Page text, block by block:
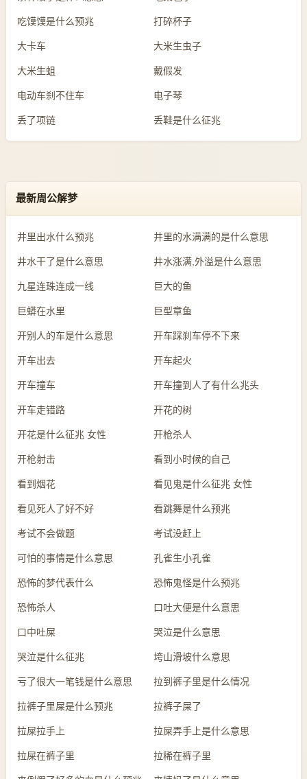
吃馍馍是什么预兆 打碎杯子
大卡车 大米生虫子
大米生蛆 戴假发
电动车刹不住车 电子琴
丢了项链 丢鞋是什么征兆
最新周公解梦
井里出水什么预兆 井里的水满满的是什么意思
井水干了是什么意思 井水涨满,外溢是什么意思
九星连珠连成一线 巨大的鱼
巨蟒在水里 巨型章鱼
开别人的车是什么意思 开车踩刹车停不下来
开车出去 开车起火
开车撞车 开车撞到人了有什么兆头
开车走错路 开花的树
开花是什么征兆 女性 开枪杀人
开枪射击 看到小时候的自己
看到烟花 看见鬼是什么征兆 女性
看见死人了好不好 看跳舞是什么预兆
考试不会做题 考试没赶上
可怕的事情是什么意思 孔雀生小孔雀
恐怖的梦代表什么 恐怖鬼怪是什么预兆
恐怖杀人 口吐大便是什么意思
口中吐屎 哭泣是什么意思
哭泣是什么征兆 垮山滑坡什么意思
亏了很大一笔钱是什么意思 拉到裤子里是什么情况
拉裤子里屎是什么预兆 拉裤子屎了
拉屎拉手上 拉屎弄手上是什么意思
拉屎在裤子里 拉稀在裤子里